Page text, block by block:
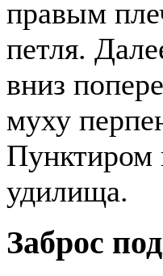
правым
петля.
вниз
муху
Пунктиром
удилища.
Заброс